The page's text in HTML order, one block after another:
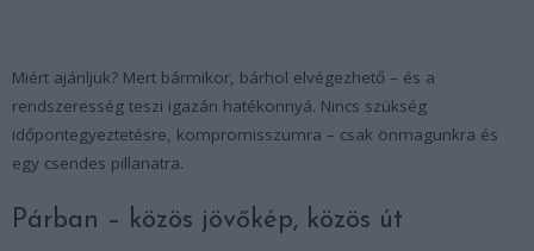
Miért ajánljuk? Mert bármikor, bárhol elvégezhető – és a
rendszeresség teszi igazán hatékonnyá. Nincs szükség
időpontegyeztetésre, kompromisszumra – csak önmagunkra és
egy csendes pillanatra.
Párban – közös jövőkép, közös út